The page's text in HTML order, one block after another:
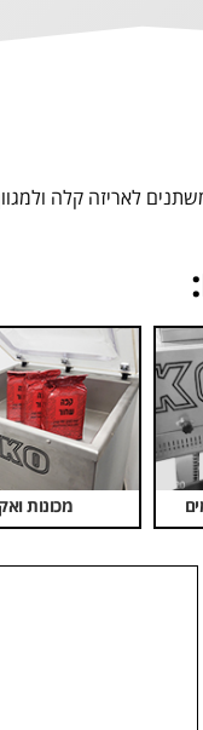
לאריזה קלה
מכונות